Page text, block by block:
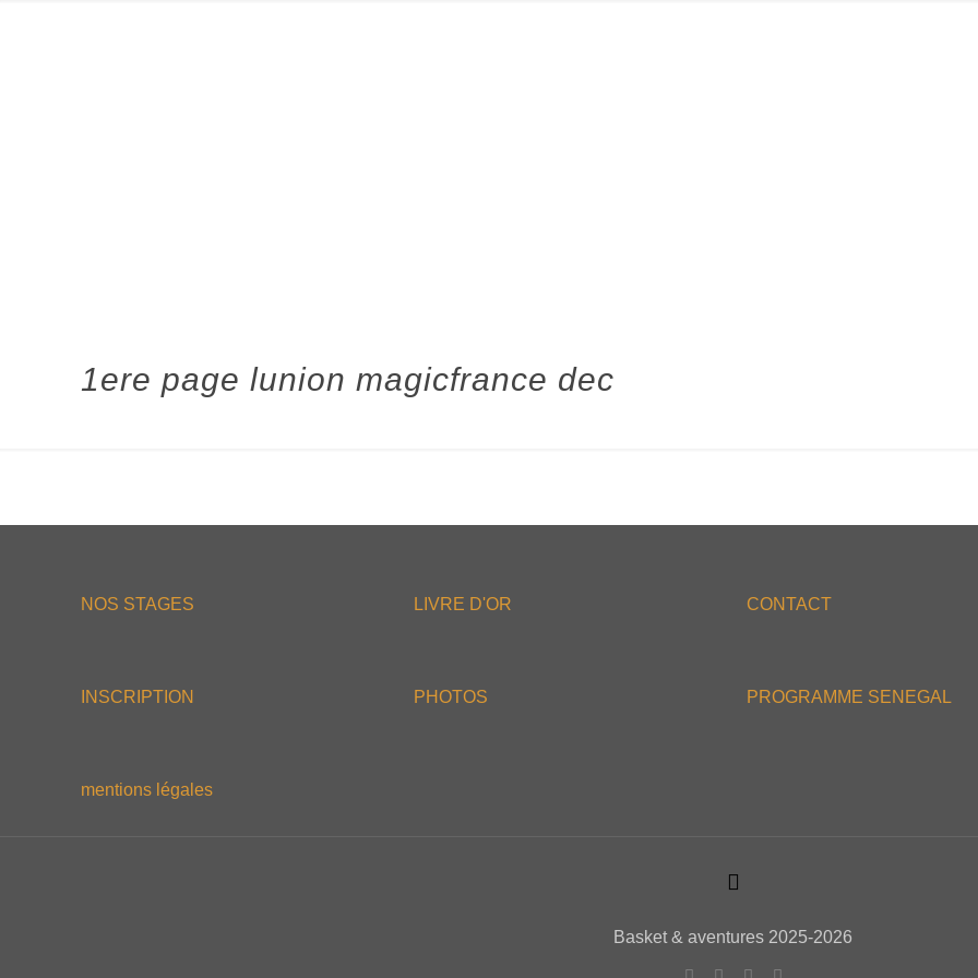
1ere page lunion magicfrance dec
NOS STAGES
INSCRIPTION
mentions légales
LIVRE D'OR
PHOTOS
CONTACT
PROGRAMME SENEGAL
Basket & aventures 2025-2026